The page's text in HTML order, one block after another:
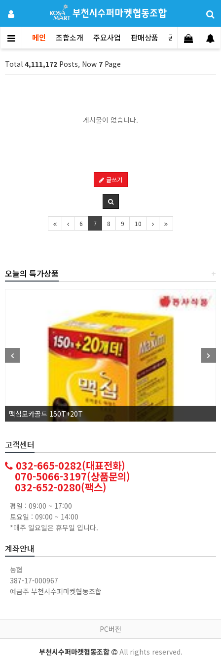
메인 조합소개 주요사업 판매상품 공지사항 문
Total 4,111,172 Posts, Now 7 Page
게시물이 없습니다.
글쓰기
6 7 8 9 10
+
오늘의 특가상품
맥심모카골드 150T+20T
고객센터
032-665-0282(대표전화)
070-5066-3197(상품문의)
032-652-0280(팩스)
평일 : 09:00 ~ 17:00
토요일 : 09:00 ~ 14:00
*매주 일요일은 휴무일 입니다.
계좌안내
농협
387-17-000967
예금주 부천시수퍼마켓협동조합
PC버전
부천시수퍼마켓협동조합 All rights reserved.